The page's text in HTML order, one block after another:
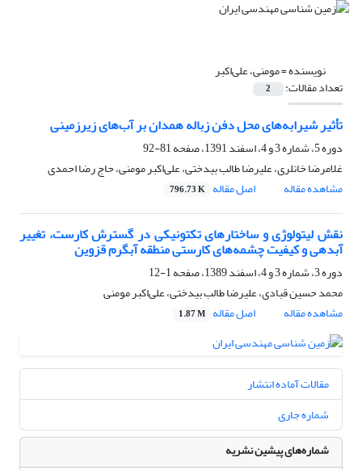
نویسنده =مومنی، علی‌اکبر
تعداد مقالات: 2
تأثیر شیرابه‌های محل دفن زباله همدان بر آب‌های زیرزمینی
دوره 5، شماره 3 و 4، اسفند 1391، صفحه
81-92
غلامرضا خانلری، علیرضا طالب بیدختی، علی‌اکبر مومنی، حاج رضا احمدی
مشاهده مقاله
اصل مقاله 796.73 K
نقش لیتولوژی و ساختارهای تکتونیکی در گسترش کارست، تغییر
آبدهی و کیفیت چشمه‌های کارستی منطقه آبگرم قزوین
دوره 3، شماره 3 و 4، اسفند 1389، صفحه
1-12
محمد حسین قبادی، علیرضا طالب بیدختی، علی‌اکبر مومنی
مشاهده مقاله
اصل مقاله 1.87 M
مقالات آماده انتشار
شماره جاری
شماره‌های پیشین نشریه